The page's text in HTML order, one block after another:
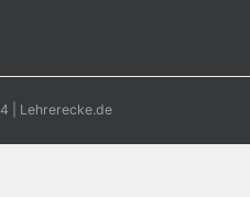
| Lehrerecke.de